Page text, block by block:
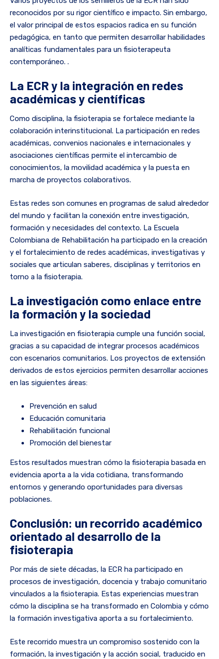
reconocidos por su rigor científico e impacto. Sin embargo,
el valor principal de estos espacios radica en su función
pedagógica, en tanto que permiten desarrollar habilidades
analíticas fundamentales para un fisioterapeuta
contemporáneo. .
La ECR y la integración en redes
académicas y científicas
Como disciplina, la fisioterapia se fortalece mediante la
colaboración interinstitucional. La participación en redes
académicas, convenios nacionales e internacionales y
asociaciones científicas permite el intercambio de
conocimientos, la movilidad académica y la puesta en
marcha de proyectos colaborativos.
Estas redes son comunes en programas de salud alrededor
del mundo y facilitan la conexión entre investigación,
formación y necesidades del contexto. La Escuela
Colombiana de Rehabilitación ha participado en la creación
y el fortalecimiento de redes académicas, investigativas y
sociales que articulan saberes, disciplinas y territorios en
torno a la fisioterapia.
La investigación como enlace entre
la formación y la sociedad
La investigación en fisioterapia cumple una función social,
gracias a su capacidad de integrar procesos académicos
con escenarios comunitarios. Los proyectos de extensión
derivados de estos ejercicios permiten desarrollar acciones
en las siguientes áreas:
Prevención en salud
Educación comunitaria
Rehabilitación funcional
Promoción del bienestar
Estos resultados muestran cómo la fisioterapia basada en
evidencia aporta a la vida cotidiana, transformando
entornos y generando oportunidades para diversas
poblaciones.
Conclusión: un recorrido académico
orientado al desarrollo de la
fisioterapia
Por más de siete décadas, la ECR ha participado en
procesos de investigación, docencia y trabajo comunitario
vinculados a la fisioterapia. Estas experiencias muestran
cómo la disciplina se ha transformado en Colombia y cómo
la formación investigativa aporta a su fortalecimiento.
Este recorrido muestra un compromiso sostenido con la
formación, la investigación y la acción social, traducido en